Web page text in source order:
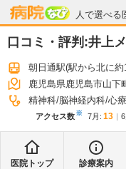
人で選べる
病院なび
口コミ・評判:井上
朝日通駅(駅から北に約
鹿児島県鹿児島市山下
精神科 脳神経内科 心
アクセス数※ 7月 : 13 6
医院トップ 診療案内